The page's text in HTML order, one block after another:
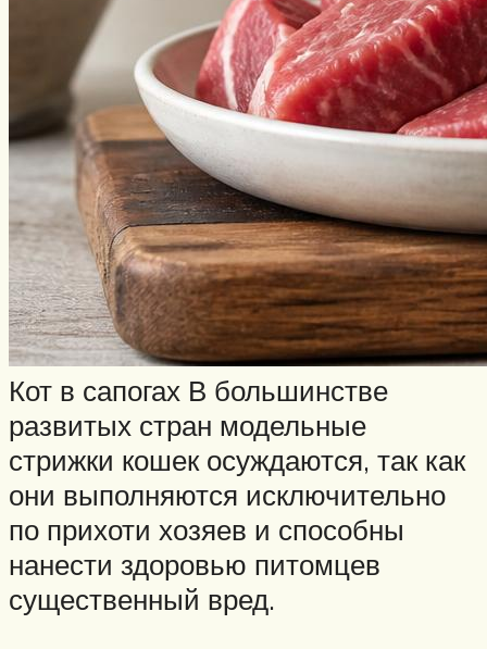
Кот в сапогах В большинстве
развитых стран модельные
стрижки кошек осуждаются, так как
они выполняются исключительно
по прихоти хозяев и способны
нанести здоровью питомцев
существенный вред.